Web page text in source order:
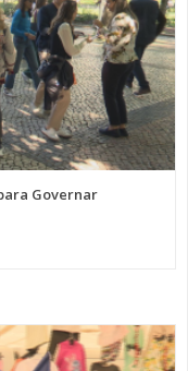
Governar